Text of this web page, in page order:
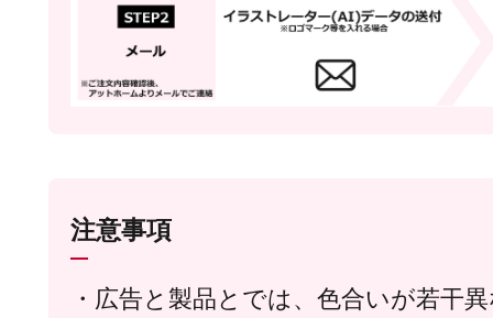
注意事項
広告と製品とでは、色合いが若干